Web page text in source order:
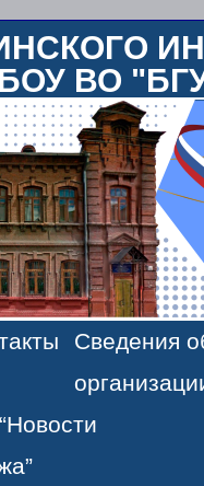
ВО
Сведения